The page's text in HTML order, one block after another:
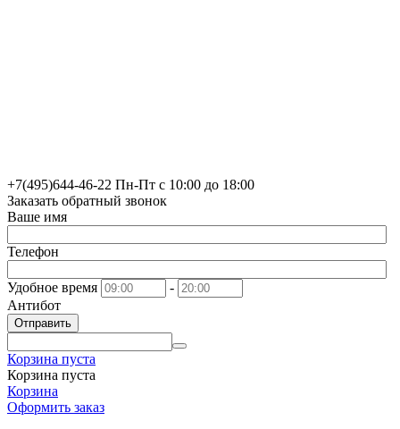
+7(495)644-46-22 Пн-Пт с 10:00 до 18:00
Заказать обратный звонок
Ваше имя
Телефон
Удобное время
-
Антибот
Отправить
Корзина пуста
Корзина пуста
Корзина
Оформить заказ